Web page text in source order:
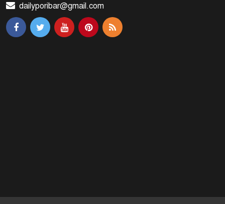
ব্রাক্ষণবাড়িয়ায় বইপড়া কর্মসূচীর
শুভসূচনা
dailyporibar@gmail.com